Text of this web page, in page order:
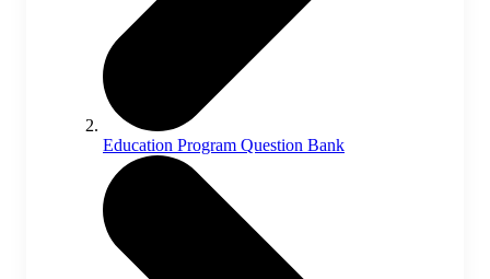
Education Program Question Bank